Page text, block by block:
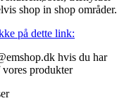
shop in shop områder.
på dette link:
hvis du har
produkter